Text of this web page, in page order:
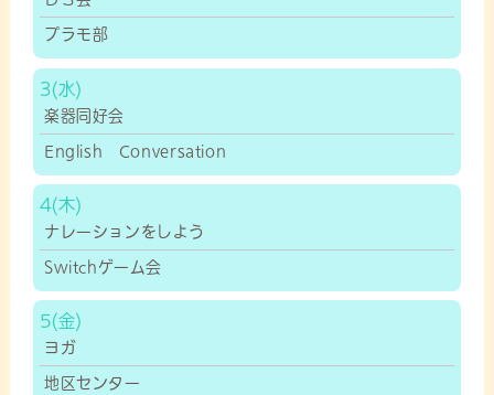
プラモ部
3
楽器同好会
English Conversation
4
ナレーションをしよう
Switchゲーム会
5
ヨガ
地区センター